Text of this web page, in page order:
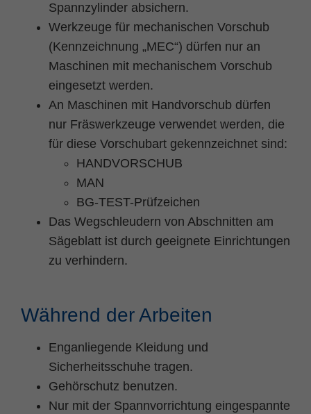
Spannzylinder absichern.
Werkzeuge für mechanischen Vorschub
(Kennzeichnung „MEC“) dürfen nur an
Maschinen mit mechanischem Vorschub
eingesetzt werden.
An Maschinen mit Handvorschub dürfen
nur Fräswerkzeuge verwendet werden, die
für diese Vorschubart gekennzeichnet sind:
HANDVORSCHUB
MAN
BG-TEST-Prüfzeichen
Das Wegschleudern von Abschnitten am
Sägeblatt ist durch geeignete Einrichtungen
zu verhindern.
Während der Arbeiten
Enganliegende Kleidung und
Sicherheitsschuhe tragen.
Gehörschutz benutzen.
Nur mit der Spannvorrichtung eingespannte